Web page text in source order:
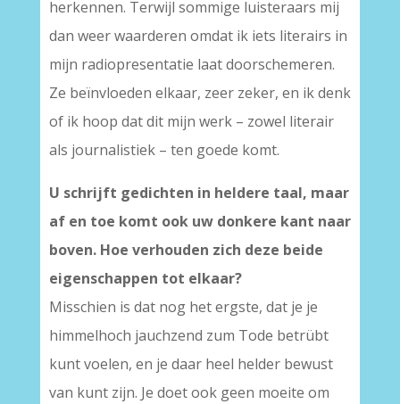
herkennen. Terwijl sommige luisteraars mij
dan weer waarderen omdat ik iets literairs in
mijn radiopresentatie laat doorschemeren.
Ze beïnvloeden elkaar, zeer zeker, en ik denk
of ik hoop dat dit mijn werk – zowel literair
als journalistiek – ten goede komt.
U schrijft gedichten in heldere taal, maar
af en toe komt ook uw donkere kant naar
boven. Hoe verhouden zich deze beide
eigenschappen tot elkaar?
Misschien is dat nog het ergste, dat je je
himmelhoch jauchzend zum Tode betrübt
kunt voelen, en je daar heel helder bewust
van kunt zijn. Je doet ook geen moeite om